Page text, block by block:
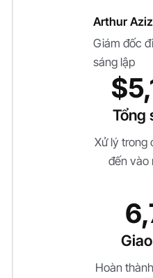
Arthur
Giám đốc
sáng lập
Tổng
Xử lý trong
đến vào
Hoàn